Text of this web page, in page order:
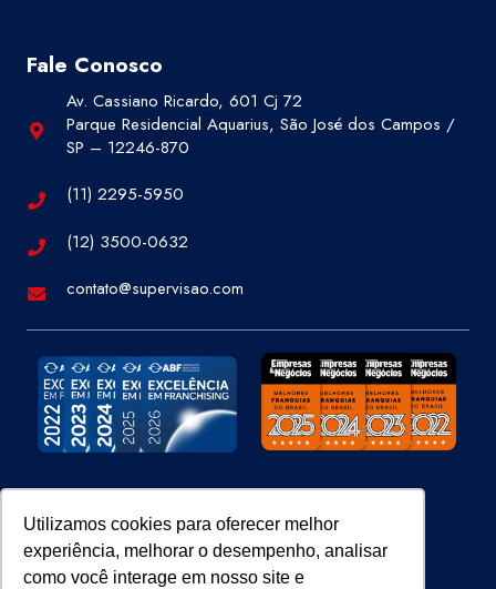
Utilizamos cookies para oferecer melhor
experiência, melhorar o desempenho, analisar
como você interage em nosso site e
Fale Conosco
Av. Cassiano Ricardo, 601 Cj 72
Parque Residencial Aquarius, São José dos Campos /
SP – 12246-870
(11) 2295-5950
(12) 3500-0632
contato@supervisao.com
Site 100% Seguro